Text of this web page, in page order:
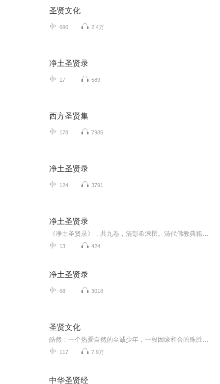
圣贤文化
696 2.4万
净土圣贤录
17 589
西方圣贤集
178 7985
净土圣贤录
124 3791
净土圣贤录
13 424
净土圣贤录
68 3018
圣贤文化
117 7.9万
中华圣贤经